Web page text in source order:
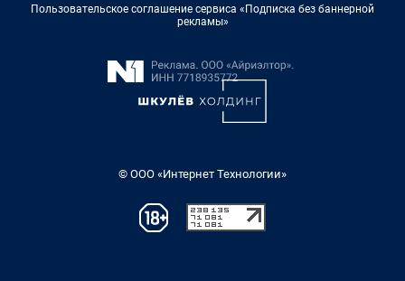
Пользовательское соглашение сервиса «Подписка без баннерной
рекламы»
© ООО «Интернет Технологии»